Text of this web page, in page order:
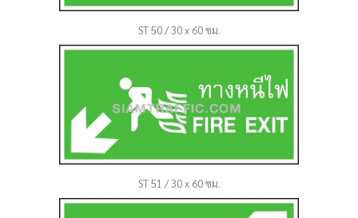
ST 50 / 30 x 60 ซม.
ST 51 / 30 x 60 ซม.